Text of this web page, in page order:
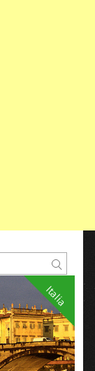
Italia